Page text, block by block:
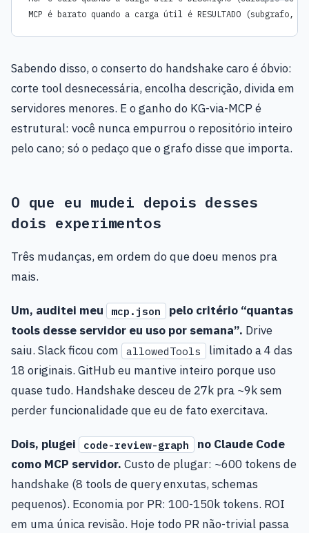
MCP é barato quando a carga útil é RESULTADO
Sabendo disso, o conserto do handshake caro é óbvio:
corte tool desnecessária, encolha descrição, divida em
servidores menores. E o ganho do KG-via-MCP é
estrutural: você nunca empurrou o repositório inteiro
pelo cano; só o pedaço que o grafo disse que importa.
O que eu mudei depois desses
dois experimentos
Três mudanças, em ordem do que doeu menos pra
mais.
Um, auditei meu mcp.json
pelo critério “quantas
tools desse servidor eu uso por semana”. Drive
saiu. Slack ficou com
allowedTools
limitado a 4 das
18 originais. GitHub eu mantive inteiro porque uso
quase tudo. Handshake desceu de 27k pra ~9k sem
perder funcionalidade que eu de fato exercitava.
Dois, plugei code-review-graph
no Claude Code
como MCP servidor. Custo de plugar: ~600 tokens de
handshake (8 tools de query enxutas, schemas
pequenos). Economia por PR: 100-150k tokens. ROI
em uma única revisão. Hoje todo PR não-trivial passa